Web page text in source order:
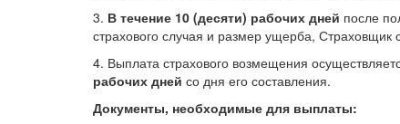
3. В течение 10 (десяти) рабочих дней после
страхового случая и размер ущерба, Страховщик
4. Выплата страхового возмещения
рабочих дней со дня его составления.
Документы, необходимые для выплаты: